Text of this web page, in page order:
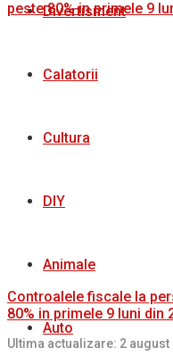
Divertisment
Calatorii
Cultura
DIY
Animale
Auto
Controalele fiscale la
80% in primele 9 luni din
Ultima actualizare: 2 august